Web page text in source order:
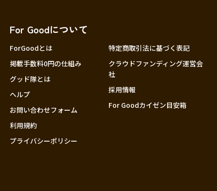
For Goodについて
ForGoodとは
掲載手数料0円の仕組み
グッド隊とは
ヘルプ
お問い合わせフォーム
利用規約
プライバシーポリシー
特定商取引法に基づく表記
クラウドファンディング運営会
社
採用情報
For Goodカイゼン目安箱